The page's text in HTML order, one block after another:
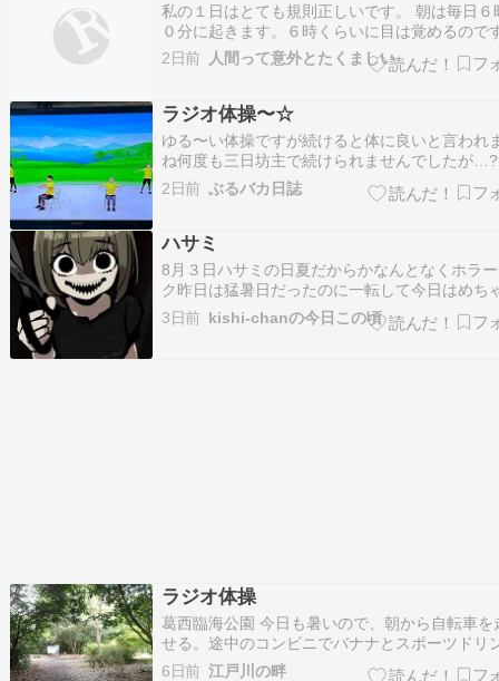
私の１日はとても規則正しいです。 朝は毎日６
０分に起きます。６時くらいに目は覚めるので
６時２０分までベッドにいます。６時２５分～
まで、Ｅテレのみんなの体操を夫とやります。
機を回します。その後、夫が作った朝食を…
2日前 人間って意外とたくましい
ラジオ体操〜☆
ゆる〜い体操ですが続けると体に良いと言われ
ね何度も三日坊主で続けられませんでしたが
今年の初めから続いています〜最近になってか
れっ！指が床に届いてる〜って感じ始めました
継続すると意識しなくても違う…
2日前 ぶるバカ日誌
ハサミ
8月３日ハサミの日夏だからかなんとなくホラ
ク昨日は猛暑日だったのに一転して今日はめち
ゃ涼しくなった東京悪天候にプラスして涼しい
流入したことによる一時的な気温の低下とのこ
3日前 kishi-chanの今日この頃
ラジオ体操
葛西臨海公園 今日も暑いので、朝から自転車を
せる。途中のコンビニでバナナとスポーツドリ
（１リットル）を購入する。コンビニから出て
6日前 江戸川の畔